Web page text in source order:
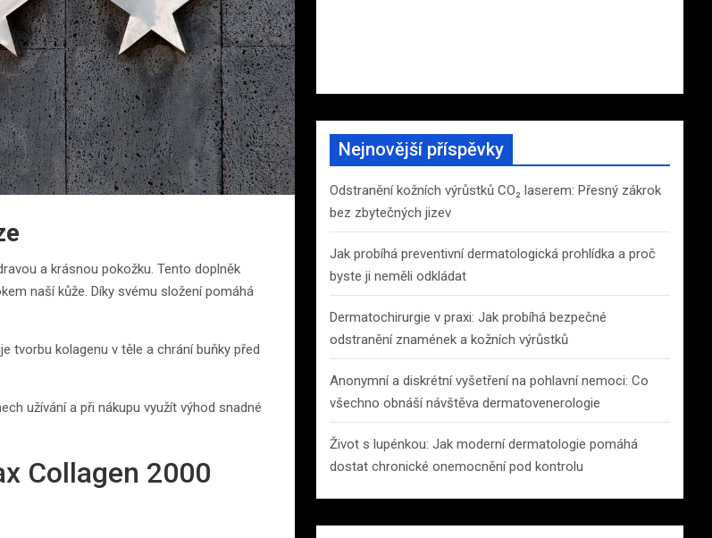
a krásnou pokožku. Tento doplněk
naší kůže. Díky svému složení pomáhá
tvorbu kolagenu v těle a chrání buňky před
užívání a při nákupu využít výhod snadné
Collagen 2000
Nejnovější příspěvky
Odstranění kožních výrůstků CO₂ laserem: Přesný zákrok
bez zbytečných jizev
Jak probíhá preventivní dermatologická prohlídka a proč
byste ji neměli odkládat
Dermatochirurgie v praxi: Jak probíhá bezpečné
odstranění znamének a kožních výrůstků
Anonymní a diskrétní vyšetření na pohlavní nemoci: Co
všechno obnáší návštěva dermatovenerologie
Život s lupénkou: Jak moderní dermatologie pomáhá
dostat chronické onemocnění pod kontrolu